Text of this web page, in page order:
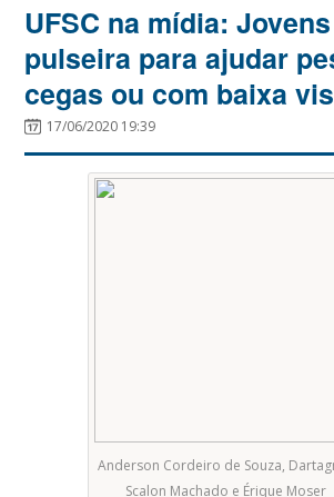
UFSC na mídia:
pulseira para ajudar
cegas ou com baixa
17/06/2020 19:39
Anderson Cordeiro de Souza,
Scalon Machado e Érique Moser